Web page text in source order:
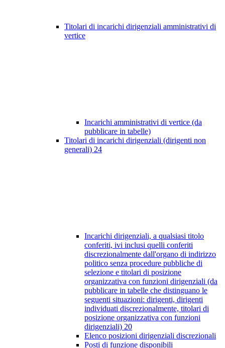
Titolari di incarichi dirigenziali amministrativi di
vertice
Incarichi amministrativi di vertice (da
pubblicare in tabelle)
Titolari di incarichi dirigenziali (dirigenti non
generali) 24
Incarichi dirigenziali, a qualsiasi titolo
conferiti, ivi inclusi quelli conferiti
discrezionalmente dall'organo di indirizzo
politico senza procedure pubbliche di
selezione e titolari di posizione
organizzativa con funzioni dirigenziali (da
pubblicare in tabelle che distinguano le
seguenti situazioni: dirigenti, dirigenti
individuati discrezionalmente, titolari di
posizione organizzativa con funzioni
dirigenziali) 20
Elenco posizioni dirigenziali discrezionali
Posti di funzione disponibili